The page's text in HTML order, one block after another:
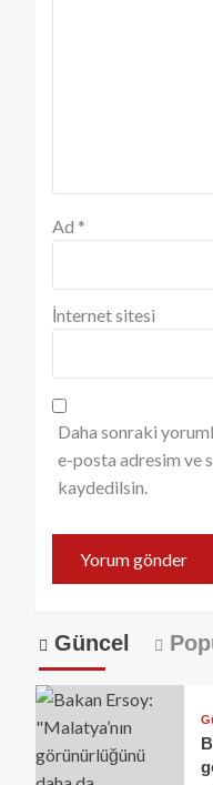
Ad *
İnternet sitesi
Daha sonraki
e-posta adresim ve
kaydedilsin.
Güncel